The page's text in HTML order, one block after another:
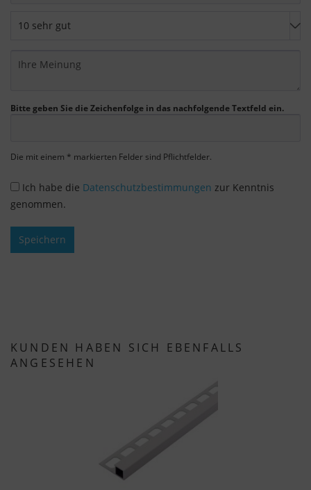
Bitte geben Sie die Zeichenfolge in das nachfolgende Textfeld ein.
Die mit einem * markierten Felder sind Pflichtfelder.
Ich habe die Datenschutzbestimmungen zur Kenntnis
genommen.
Speichern
KUNDEN HABEN SICH EBENFALLS
ANGESEHEN
im Fußbereich der Seite finden. Ergänzende
kontinuierliche Analyse und statistische
Dabei wird das Nutzerverhalten an Google LLC
Verweildauer auf der Seite und die Interaktion
verarbeitet, die von Google zu eigenen Zwecken,
anderen Nutzungsdaten verwendet werden.
Gerichtshof als ein Land mit einem nach EU-
Standards unzureichenden Datenschutzniveau
Daten von US-Behörden zu Kontroll- und
Überwachungszwecken, möglicherweise ohne
Rechtsmittel, verarbeitet werden. Wenn Sie auf
"Nur essenzielle Cookies akzeptieren" klicken,